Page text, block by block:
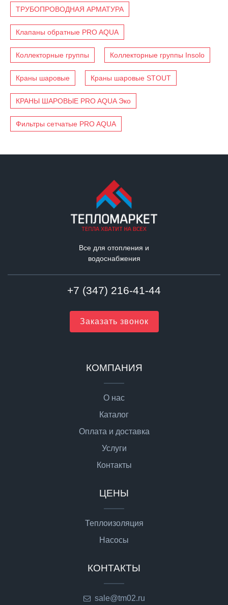
ТРУБОПРОВОДНАЯ АРМАТУРА
Клапаны обратные PRO AQUA
Коллекторные группы Коллекторные группы Insolo
Краны шаровые Краны шаровые STOUT
КРАНЫ ШАРОВЫЕ PRO AQUA Эко
Фильтры сетчатые PRO AQUA
Все для отопления и
водоснабжения
+7 (347) 216-41-44
Заказать звонок
КОМПАНИЯ
О нас
Каталог
Оплата и доставка
Услуги
Контакты
ЦЕНЫ
Теплоизоляция
Насосы
КОНТАКТЫ
sale@tm02.ru